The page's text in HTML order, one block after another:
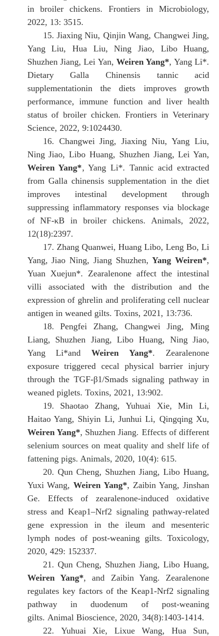
in broiler chickens. Frontiers in Microbiology,
2022, 13: 3515.
15. Jiaxing Niu, Qinjin Wang, Changwei Jing,
Yang Liu, Hua Liu, Ning Jiao, Libo Huang,
Shuzhen Jiang, Lei Yan,Weiren Yang*, Yang Li*.
Dietary Galla Chinensis tannic acid
supplementationin the diets improves growth
performance, immune function and liver health
status of broiler chicken. Frontiers in Veterinary
Science, 2022, 9:1024430.
16. Changwei Jing, Jiaxing Niu, Yang Liu,
Ning Jiao, Libo Huang, Shuzhen Jiang, Lei Yan,
Weiren Yang*, Yang Li*. Tannic acid extracted
from Galla chinensis supplementation in the diet
improves intestinal development through
suppressing inflammatory responses via blockage
of NF-κB in broiler chickens. Animals, 2022,
12(18):2397.
17. Zhang Quanwei, Huang Libo, Leng Bo, Li
Yang, Jiao Ning, Jiang Shuzhen,Yang Weiren*,
Yuan Xuejun*. Zearalenone affect the intestinal
villi associated with the distribution and the
expression of ghrelin and proliferating cell nuclear
antigen in weaned gilts. Toxins, 2021, 13:736.
18.Pengfei Zhang, Changwei Jing, Ming
Liang, Shuzhen Jiang, Libo Huang, Ning Jiao,
Yang Li*andWeiren Yang*. Zearalenone
exposure triggered cecal physical barrier injury
through the TGF-β1/Smads signaling pathway in
weaned piglets. Toxins, 2021, 13:902.
19. Shaotao Zhang, Yuhuai Xie, Min Li,
Haitao Yang, Shiyin Li, Junhui Li, Qingqing Xu,
Weiren Yang*, Shuzhen Jiang. Effects of different
selenium sources on meat quality and shelf life of
fattening pigs. Animals, 2020, 10(4): 615.
20. Qun Cheng, Shuzhen Jiang, Libo Huang,
Yuxi Wang,Weiren Yang*, Zaibin Yang, Jinshan
Ge.
Effects of zearalenone-induced oxidative
stress and Keap1–Nrf2 signaling pathway-related
gene expression in the ileum and mesenteric
lymph nodes of post-weaning gilts. Toxicology,
2020, 429: 152337.
21. Qun Cheng, Shuzhen Jiang, Libo Huang,
Weiren Yang*, and Zaibin Yang. Zearalenone
regulates key factors of the Keap1-Nrf2 signaling
pathway in duodenum of post-weaning
gilts. Animal Bioscience, 2020, 34(8):1403-1414.
22. Yuhuai Xie, Lixue Wang, Hua Sun,